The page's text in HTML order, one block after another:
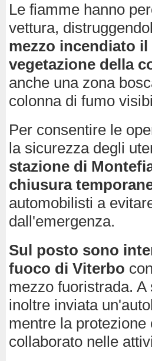
Le fiamme hanno
vettura,
mezzo incendiato
vegetazione della
anche una zona
colonna di fumo
Per consentire le
la sicurezza degli
stazione di
chiusura
automobilisti a
dall'emergenza.
Sul posto sono
fuoco di Viterbo
mezzo fuoristrada.
inoltre inviata
mentre la
collaborato nelle